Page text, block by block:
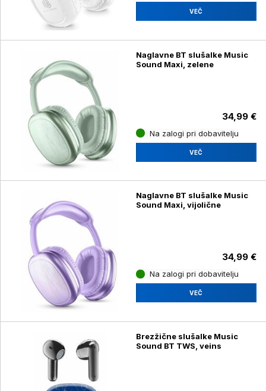
VEČ
Naglavne BT slušalke Music
Sound Maxi, zelene
34,99 €
Na zalogi pri dobavitelju
VEČ
Naglavne BT slušalke Music
Sound Maxi, vijolične
34,99 €
Na zalogi pri dobavitelju
VEČ
Brezžične slušalke Music
Sound BT TWS, veins